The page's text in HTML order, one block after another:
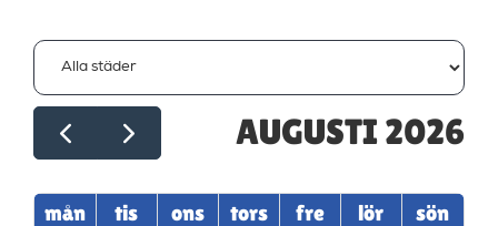
AUGUSTI 2026
mån tis ons tors fre lör sön